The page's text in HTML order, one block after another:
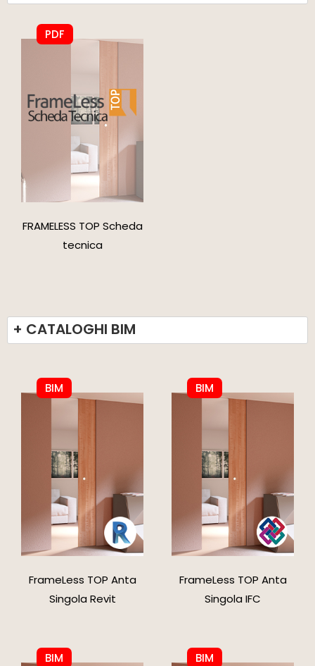
PDF
FRAMELESS TOP Scheda
tecnica
+ CATALOGHI BIM
BIM
FrameLess TOP Anta
Singola Revit
BIM
FrameLess TOP Anta
Singola IFC
BIM BIM